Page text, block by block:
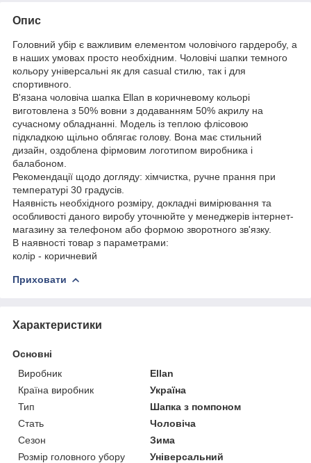
Опис
Головний убір є важливим елементом чоловічого гардеробу, а
в наших умовах просто необхідним. Чоловічі шапки темного
кольору універсальні як для casual стилю, так і для
спортивного.
В'язана чоловіча шапка Ellan в коричневому кольорі
виготовлена з 50% вовни з додаванням 50% акрилу на
сучасному обладнанні. Модель із теплою флісовою
підкладкою щільно облягає голову. Вона має стильний
дизайн, оздоблена фірмовим логотипом виробника і
балабоном.
Рекомендації щодо догляду: хімчистка, ручне прання при
температурі 30 градусів.
Наявність необхідного розміру, докладні вимірювання та
особливості даного виробу уточнюйте у менеджерів інтернет-
магазину за телефоном або формою зворотного зв'язку.
В наявності товар з параметрами:
колір - коричневий
Приховати
Характеристики
Основні
Виробник
Ellan
Країна виробник
Україна
Тип
Шапка з помпоном
Стать
Чоловіча
Сезон
Зима
Розмір головного убору
Універсальний